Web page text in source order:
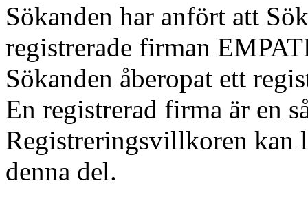
Sökanden har anfört att
registrerade firman
Sökanden åberopat ett
En registrerad firma är en
Registreringsvillkoren
denna del.